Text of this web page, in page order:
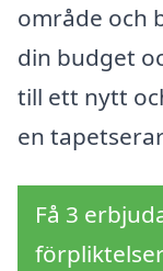
område och
din budget
till ett nytt
en
Få 3